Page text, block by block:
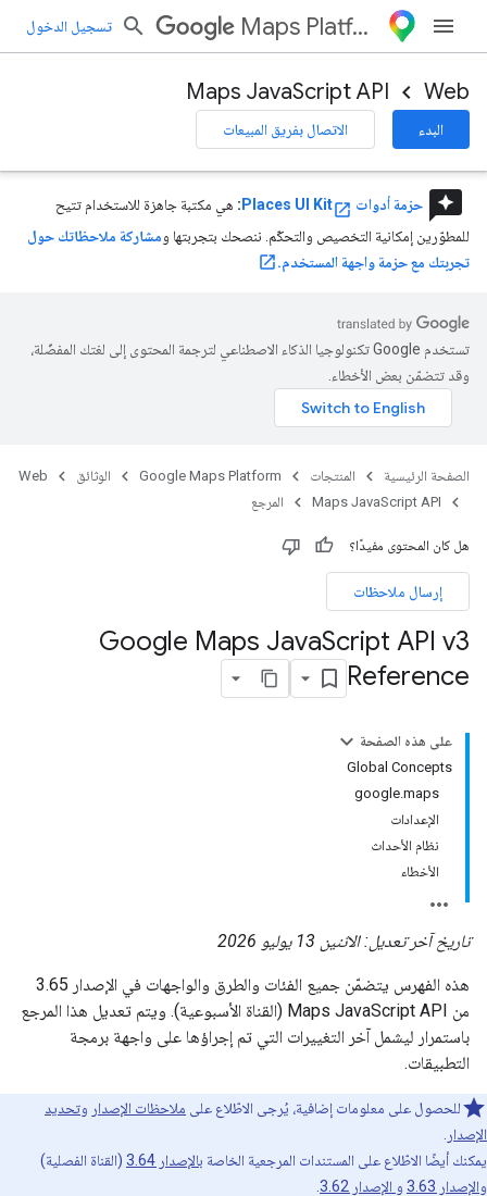
Maps Platform تسجيل الدخول
Web
Maps JavaScript API
البدء الاتصال بفريق المبيعات
reviews حزمة أدوات Places UI Kit : هي مكتبة جاهزة للاستخدام تتيح
للمطوّرين إمكانية التخصيص والتحكّم. ننصحك بتجربتها ومشاركة ملاحظاتك حول
تجربتك مع حزمة واجهة المستخدم.
تستخدم Google تكنولوجيا الذكاء الاصطناعي لترجمة المحتوى إلى لغتك المفضّلة،
وقد تتضمّن بعض الأخطاء.
الصفحة الرئيسية المنتجات Google Maps Platform الوثائق
Web
Maps JavaScript API
المرجع
هل كان المحتوى مفيدًا؟
إرسال ملاحظات
Google Maps JavaScript API v3
Reference
على هذه الصفحة
Global Concepts
google.maps
الإعدادات
نظام الأحداث
الأخطاء
تاريخ آخر تعديل: الاثنين 13 يوليو 2026
هذه الفهرس يتضمّن جميع الفئات والطرق والواجهات في الإصدار 3.65
من Maps JavaScript API (القناة الأسبوعية). ويتم تعديل هذا المرجع
باستمرار ليشمل آخر التغييرات التي تم إجراؤها على واجهة برمجة
التطبيقات.
للحصول على معلومات إضافية، يُرجى الاطّلاع على ملاحظات الإصدار وتحديد
الإصدار
يمكنك أيضًا الاطّلاع على المستندات المرجعية الخاصة بالإصدار 3.64
(القناة الفصلية)
والإصدار 3.63 و الإصدار 3.62